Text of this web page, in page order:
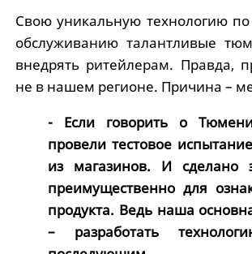
Свою уникальную технологию по
обслуживанию талантливые
внедрять ритейлерам. Правда,
не в нашем регионе. Причина –
- Если говорить о
провели тестовое
из магазинов. И сделано
преимущественно для
продукта. Ведь наша
– разработать